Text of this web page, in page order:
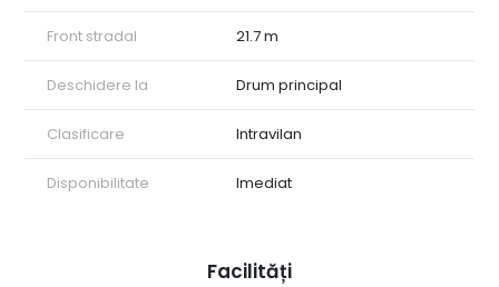
Front stradal 21.7 m
Deschidere la Drum principal
Clasificare Intravilan
Disponibilitate Imediat
Facilități